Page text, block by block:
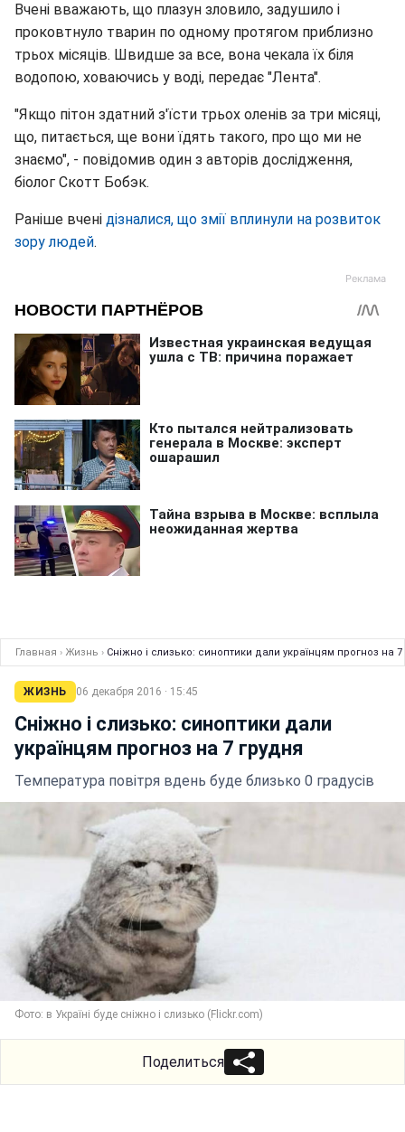
Вчені вважають, що плазун зловило, задушило і
проковтнуло тварин по одному протягом приблизно
трьох місяців. Швидше за все, вона чекала їх біля
водопою, ховаючись у воді, передає "Лента".
"Якщо пітон здатний з'їсти трьох оленів за три місяці,
що, питається, ще вони їдять такого, про що ми не
знаємо", - повідомив один з авторів дослідження,
біолог Скотт Бобэк.
Раніше вчені дізналися, що змії вплинули на розвиток
зору людей.
Главная › Жизнь › Сніжно і слизько: синоптики дали українцям прогноз на 7
ЖИЗНЬ 06 декабря 2016 · 15:45
Сніжно і слизько: синоптики дали
українцям прогноз на 7 грудня
Температура повітря вдень буде близько 0 градусів
Фото: в Україні буде сніжно і слизько (Flickr.com)
Поделиться